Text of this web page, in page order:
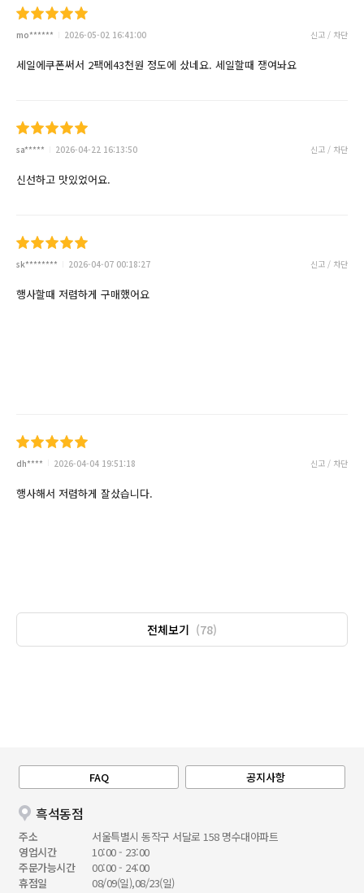
mo****** 2026-05-02 16:41:00 신고 / 차단
세일에쿠폰써서 2팩에43천원 정도에 샀네요. 세일할때 쟁여놔요
sa***** 2026-04-22 16:13:50 신고 / 차단
신선하고 맛있었어요.
sk******** 2026-04-07 00:18:27 신고 / 차단
행사할때 저렴하게 구매했어요
dh**** 2026-04-04 19:51:18 신고 / 차단
행사해서 저렴하게 잘샀습니다.
전체보기 (78)
FAQ 공지사항
흑석동점
주소
서울특별시 동작구 서달로 158 명수대아파트
영업시간
10:00 - 23:00
주문가능시간
00:00 - 24:00
휴점일
08/09(일),08/23(일)